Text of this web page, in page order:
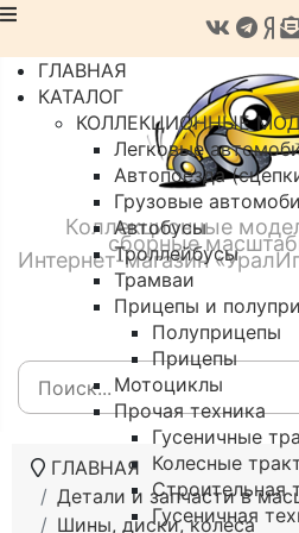
Коллекционные
сборные
Интернет-магазин
ГЛАВНАЯ
КАТАЛОГ
КОЛЛЕКЦИОННЫЕ
Легковые
Автопоезда
Грузовые
Автобусы
Троллейбусы
Трамваи
Прицепы и
Полуприцепы
Прицепы
Мотоциклы
Прочая техника
Гусеничные
Колесные
Строительная
Гусеничная
ГЛАВНАЯ
Детали и запчасти в
Шины, диски, колеса